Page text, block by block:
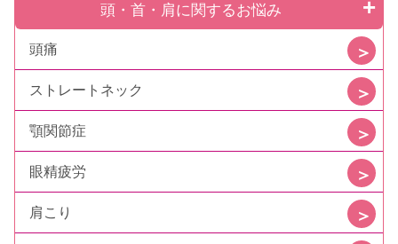
頭・首・肩に関するお悩み
頭痛
ストレートネック
顎関節症
眼精疲労
肩こり